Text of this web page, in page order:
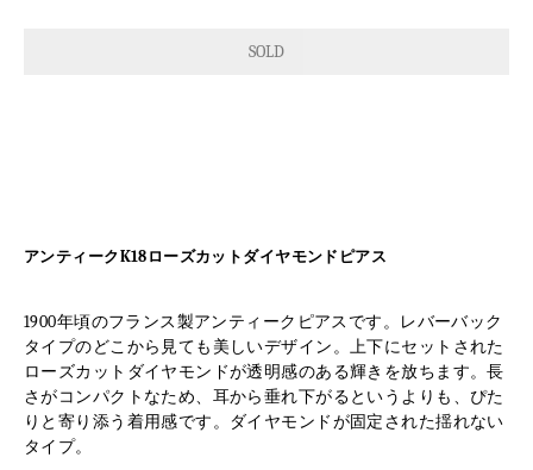
アンティークK18ローズカットダイヤモンドピアス
1900年頃のフランス製アンティークピアスです。レバーバック
タイプのどこから見ても美しいデザイン。上下にセットされた
ローズカットダイヤモンドが透明感のある輝きを放ちます。長
さがコンパクトなため、耳から垂れ下がるというよりも、ぴた
りと寄り添う着用感です。ダイヤモンドが固定された揺れない
タイプ。